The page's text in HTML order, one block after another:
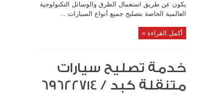
يكون عن طريق استعمال الطرق والوسائل التكنولوجية
العالمية الخاصة بتصليح جميع أنواع السيارات ...
أكمل القراءة »
خدمة تصليح سيارات